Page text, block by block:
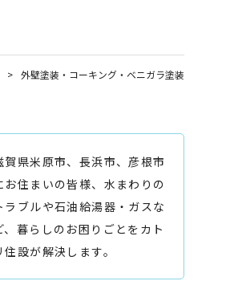
外壁塗装・コーキング・ベニガラ塗装
賀県米原市、長浜市、彦根市
お住まいの皆様、水まわりの
ラブルや石油給湯器・ガスな
、暮らしのお困りごとをカト
住設が解決します。